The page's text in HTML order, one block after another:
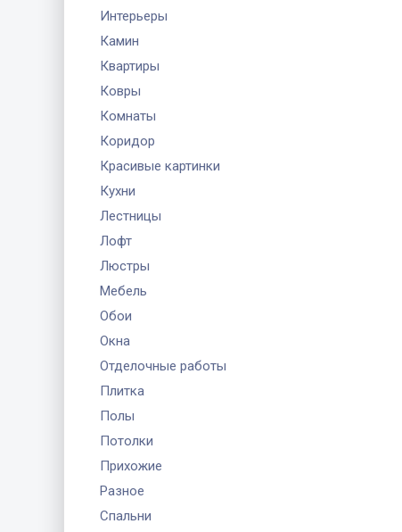
Интерьеры
Камин
Квартиры
Ковры
Комнаты
Коридор
Красивые картинки
Кухни
Лестницы
Лофт
Люстры
Мебель
Обои
Окна
Отделочные работы
Плитка
Полы
Потолки
Прихожие
Разное
Спальни